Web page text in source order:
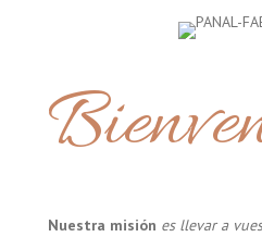
Nuestra misión es llevar a